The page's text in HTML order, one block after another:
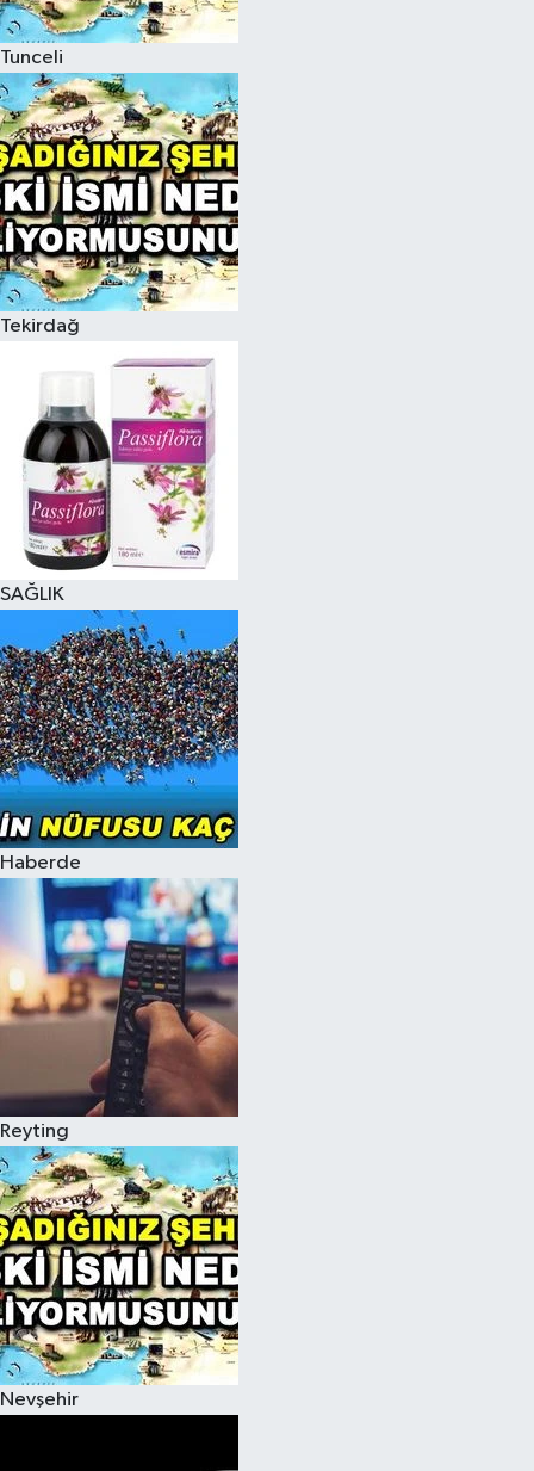
Tunceli
Tekirdağ
SAĞLIK
Haberde
Reyting
Nevşehir